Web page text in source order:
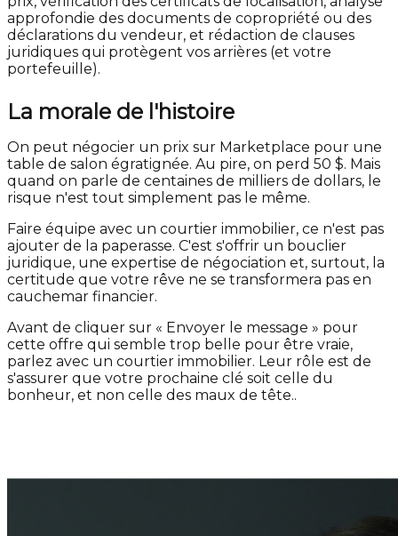
approfondie des documents de copropriété ou des
déclarations du vendeur, et rédaction de clauses
juridiques qui protègent vos arrières (et votre
portefeuille).
La morale de l'histoire
On peut négocier un prix sur Marketplace pour une
table de salon égratignée. Au pire, on perd 50 $. Mais
quand on parle de centaines de milliers de dollars, le
risque n'est tout simplement pas le même.
Faire équipe avec un courtier immobilier, ce n'est pas
ajouter de la paperasse. C'est s'offrir un bouclier
juridique, une expertise de négociation et, surtout, la
certitude que votre rêve ne se transformera pas en
cauchemar financier.
Avant de cliquer sur « Envoyer le message » pour
cette offre qui semble trop belle pour être vraie,
parlez avec un courtier immobilier. Leur rôle est de
s'assurer que votre prochaine clé soit celle du
bonheur, et non celle des maux de tête..